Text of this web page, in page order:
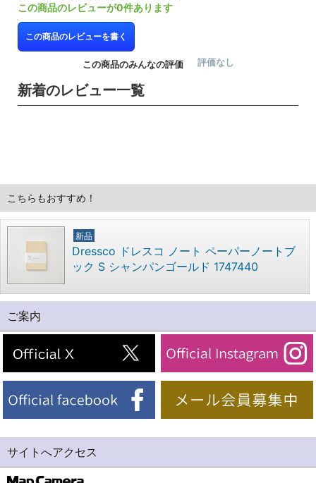
この商品のレビューが0件あります
この商品のレビューを書く
この商品のみんなの評価 評価なし
新着のレビュー一覧
こちらもおすすめ！
新品
Dressco ドレスコ ノート ペーパーノートブ
ック S シャンパンゴールド 1747440
ご案内
サイトへアクセス